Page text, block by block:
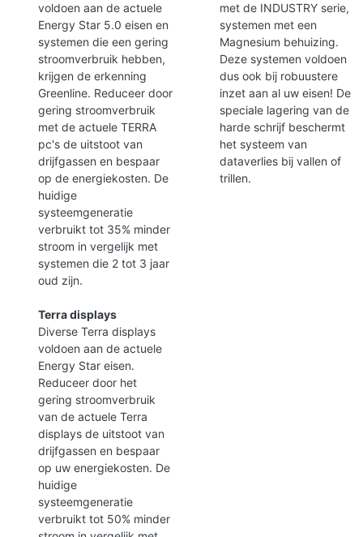
voldoen aan de actuele
Energy Star 5.0 eisen en
systemen die een gering
stroomverbruik hebben,
krijgen de erkenning
Greenline. Reduceer door
gering stroomverbruik
met de actuele TERRA
pc's de uitstoot van
drijfgassen en bespaar
op de energiekosten. De
huidige
systeemgeneratie
verbruikt tot 35% minder
stroom in vergelijk met
systemen die 2 tot 3 jaar
oud zijn.
Terra displays
Diverse Terra displays
voldoen aan de actuele
Energy Star eisen.
Reduceer door het
gering stroomverbruik
van de actuele Terra
displays de uitstoot van
drijfgassen en bespaar
op uw energiekosten. De
huidige
systeemgeneratie
verbruikt tot 50% minder
met de INDUSTRY serie,
systemen met een
Magnesium behuizing.
Deze systemen voldoen
dus ook bij robuustere
inzet aan al uw eisen! De
speciale lagering van de
harde schrijf beschermt
het systeem van
dataverlies bij vallen of
trillen.